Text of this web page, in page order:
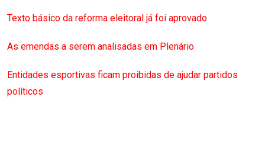
Texto básico da reforma eleitoral já foi aprovado
As emendas a serem analisadas em Plenário
Entidades esportivas ficam proibidas de ajudar partidos
políticos